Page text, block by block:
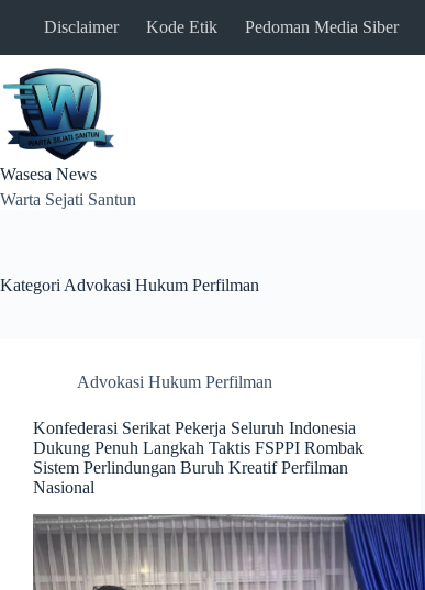
Disclaimer Kode Etik Pedoman Media Siber
Wasesa News
Warta Sejati Santun
Kategori Advokasi Hukum Perfilman
Advokasi Hukum Perfilman
Konfederasi Serikat Pekerja Seluruh Indonesia
Dukung Penuh Langkah Taktis FSPPI Rombak
Sistem Perlindungan Buruh Kreatif Perfilman
Nasional